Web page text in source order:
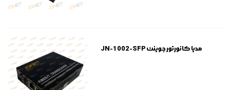
مدیا کانورتور جوینت JN-1002-SFP